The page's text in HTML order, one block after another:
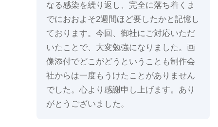
なる感染を繰り返し、完全に落ち着くま
でにおおよそ2週間ほど要したかと記憶し
ております。今回、御社にご対応いただ
いたことで、大変勉強になりました。画
像添付でどこがどうということも制作会
社からは一度もうけたことがありません
でした。心より感謝申し上げます。あり
がとうございました。